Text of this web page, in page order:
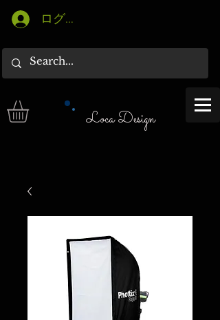
ログイン
Loca Design